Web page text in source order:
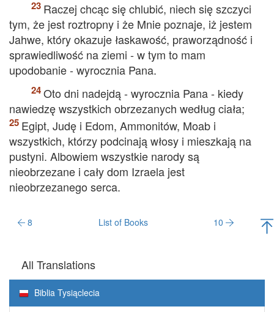
Raczej chcąc się chlubić, niech się szczyci
tym, że jest roztropny i że Mnie poznaje, iż jestem
Jahwe, który okazuje łaskawość, praworządność i
sprawiedliwość na ziemi - w tym to mam
upodobanie - wyrocznia Pana.
Oto dni nadejdą - wyrocznia Pana - kiedy
nawiedzę wszystkich obrzezanych według ciała;
Egipt, Judę i Edom, Ammonitów, Moab i
wszystkich, którzy podcinają włosy i mieszkają na
pustyni. Albowiem wszystkie narody są
nieobrzezane i cały dom Izraela jest
nieobrzezanego serca.
8 List of Books 10
All Translations
Biblia Tysiąclecia